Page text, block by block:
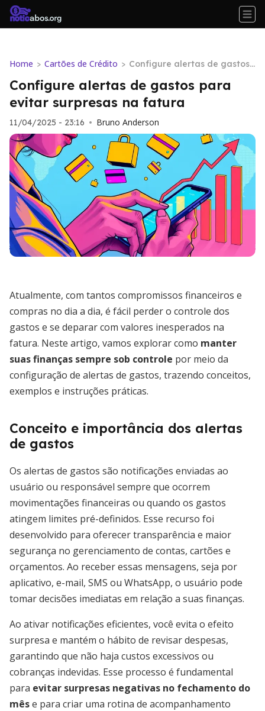
Home > Cartões de Crédito > Configure alertas de gastos
para evitar surpresas na fatu
ra
Configure alertas de gastos para
evitar surpresas na fatura
11/04/2025 - 23:16 • Bruno Anderson
Atualmente, com tantos compromissos financeiros e
compras no dia a dia, é fácil perder o controle dos
gastos e se deparar com valores inesperados na
fatura. Neste artigo, vamos explorar como manter
suas finanças sempre sob controle por meio da
configuração de alertas de gastos, trazendo conceitos,
exemplos e instruções práticas.
Conceito e importância dos alertas
de gastos
Os alertas de gastos são notificações enviadas ao
usuário ou responsável sempre que ocorrem
movimentações financeiras ou quando os gastos
atingem limites pré-definidos. Esse recurso foi
desenvolvido para oferecer transparência e maior
segurança no gerenciamento de contas, cartões e
orçamentos. Ao receber essas mensagens, seja por
aplicativo, e-mail, SMS ou WhatsApp, o usuário pode
tomar decisões imediatas em relação a suas finanças.
Ao ativar notificações eficientes, você evita o efeito
surpresa e mantém o hábito de revisar despesas,
garantindo que não haja custos excessivos ou
cobranças indevidas. Esse processo é fundamental
para evitar surpresas negativas no fechamento do
mêse para criar uma rotina de acompanhamento